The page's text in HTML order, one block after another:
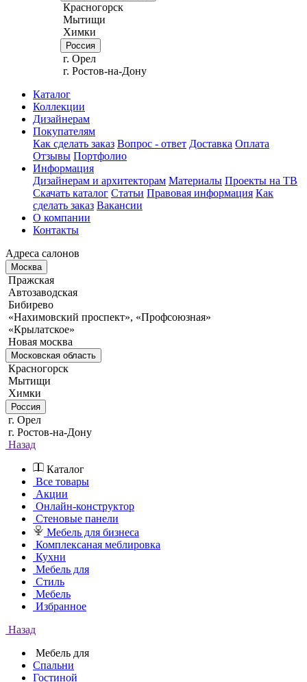
Красногорск
Мытищи
Химки
Россия
г. Орел
г. Ростов-на-Дону
Каталог
Коллекции
Дизайнерам
Покупателям
Как сделать заказ Вопрос - ответ Доставка Оплата
Отзывы Портфолио
Информация
Дизайнерам и архитекторам Материалы Проекты на ТВ
Скачать каталог Статьи Правовая информация Как
сделать заказ Вакансии
О компании
Контакты
Адреса салонов
Москва
Пражская
Автозаводская
Бибирево
«Нахимовский проспект», «Профсоюзная»
«Крылатское»
Новая москва
Московская область
Красногорск
Мытищи
Химки
Россия
г. Орел
г. Ростов-на-Дону
Назад
Каталог
Все товары
Акции
Онлайн-конструктор
Стеновые панели
Мебель для бизнеса
Комплексаная меблировка
Кухни
Мебель для
Стиль
Мебель
Избранное
Назад
Мебель для
Спальни
Гостиной